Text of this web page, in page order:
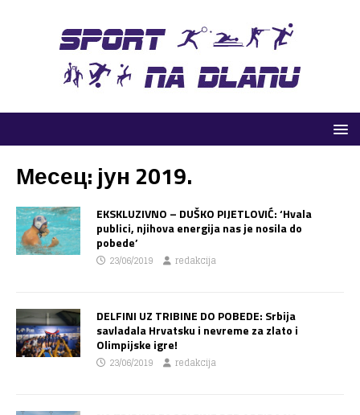
Месец: јун 2019.
EKSKLUZIVNO – DUŠKO PIJETLOVIĆ: ‘Hvala
publici, njihova energija nas je nosila do
pobede’
23/06/2019 redakcija
DELFINI UZ TRIBINE DO POBEDE: Srbija
savladala Hrvatsku i nevreme za zlato i
Olimpijske igre!
23/06/2019 redakcija